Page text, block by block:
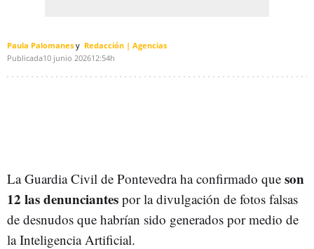
Paula Palomanes
Redacción | Agencias
Publicada10 junio 202612:54h
La Guardia Civil de Pontevedra ha confirmado que son
12 las denunciantes por la divulgación de fotos falsas
de desnudos que habrían sido generados por medio de
la Inteligencia Artificial.